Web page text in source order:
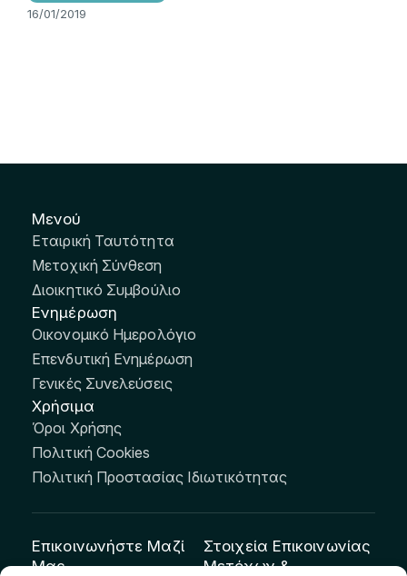
16/01/2019
Μενού
Εταιρική Ταυτότητα
Μετοχική Σύνθεση
Διοικητικό Συμβούλιο
Ενημέρωση
Οικονομικό Ημερολόγιο
Επενδυτική Ενημέρωση
Γενικές Συνελεύσεις
Χρήσιμα
Όροι Χρήσης
Πολιτική Cookies
Πολιτική Προστασίας Ιδιωτικότητας
Επικοινωνήστε Μαζί
Μας
Στοιχεία Επικοινωνίας
Μετόχων &